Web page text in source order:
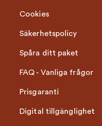
Cookies
Säkerhetspolicy
Spåra ditt paket
FAQ - Vanliga frågor
Prisgaranti
Digital tillgänglighet